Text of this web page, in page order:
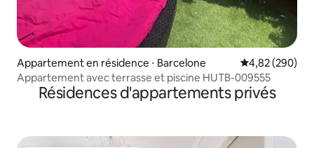
Appartement en résidence ⋅ Barcelone Évaluation
4,82 (290)
Appartement avec terrasse et piscine HUTB-009555
Résidences d'appartements privés